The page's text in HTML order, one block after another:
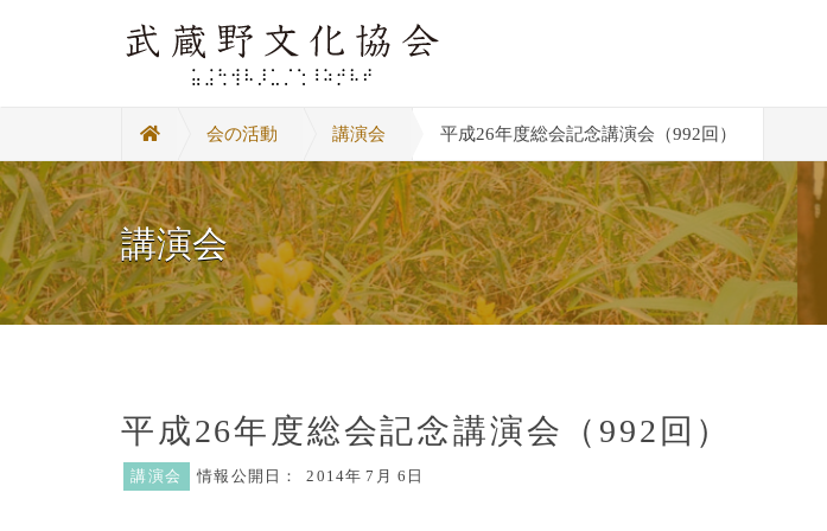
会の活動 講演会 平成26年度総会記念講演会（992回）
講演会
平成26年度総会記念講演会（992回）
講演会 情報公開日： 2014年 7月 6日